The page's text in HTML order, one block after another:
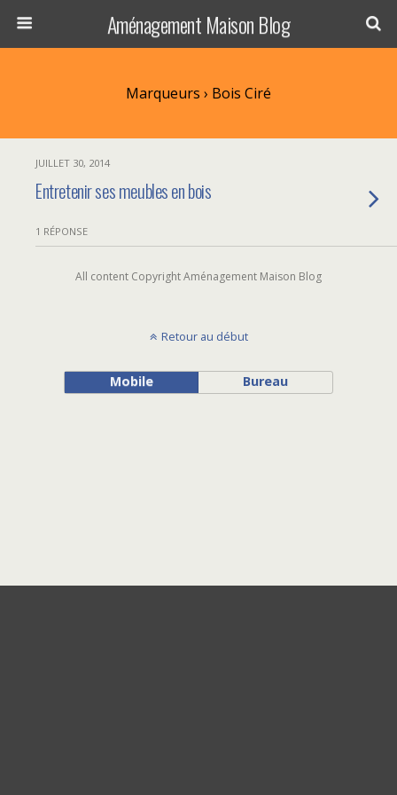
Aménagement Maison Blog
Marqueurs › Bois Ciré
JUILLET 30, 2014
Entretenir ses meubles en bois
1 RÉPONSE
All content Copyright Aménagement Maison Blog
Retour au début
Mobile Bureau